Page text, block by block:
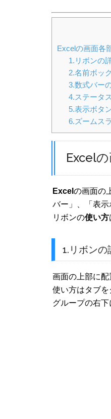
Excelの画面各
1.リボンの
2.名前ボッ
3.数式バー
4.ステータ
5.表示ボタ
6.ズームス
Excel
Excel の画面の
バー」、「表示
リボンの使い方
1.リボンの
画面の上部に配
使い方はタブを
グループの右